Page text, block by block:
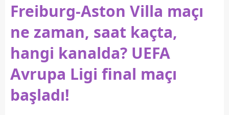
Freiburg-Aston Villa maçı
ne zaman, saat kaçta,
hangi kanalda? UEFA
Avrupa Ligi final maçı
başladı!